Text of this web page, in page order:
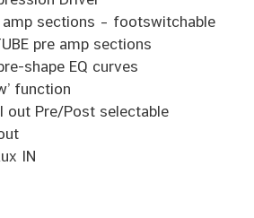
amp sections – footswitchable
pre amp sections
shape EQ curves
function
out Pre/Post selectable
IN